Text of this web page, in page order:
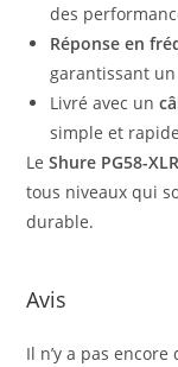
des
Réponse en
garantissant
Livré avec un
simple et
LeShure PG58-XLR
tous niveaux qui
durable.
Avis
Il n’y a pas encore